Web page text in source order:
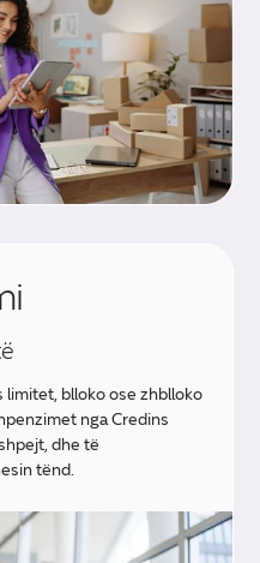
limitet, blloko ose zhblloko
nga Credins
dhe të
tënd.